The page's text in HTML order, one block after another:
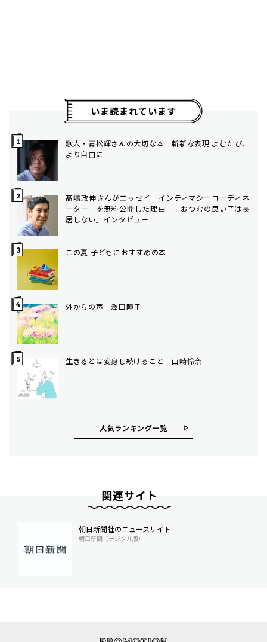
いま読まれています
歌人・青松輝さんの大切な本 斬新な表現 よむたび、
より自由に
髙嶋政伸さんがエッセイ「インティマシーコーディネ
ーター」を無料公開した理由 「おつむの良い子は長
居しない」インタビュー
この夏 子どもにおすすめの本
外からの声 澤田瞳子
生きるとは変身し続けること 山崎怜奈
人気ランキング⼀覧
関連サイト
朝日新聞社のニュースサイト
朝日新聞（デジタル版）